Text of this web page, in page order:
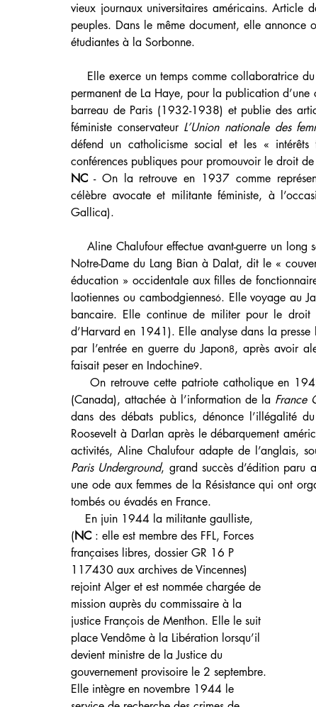
vieux journaux universitaires américains. Article
peuples. Dans le même document, elle
étudiantes à la Sorbonne.
Elle exerce un temps comme collaboratrice du
permanent de La Haye, pour la publication
barreau de Paris (1932-1938) et publie des
féministe conservateur L’Union nationale des
défend un catholicisme social et les « intérêts
conférences publiques pour promouvoir le droit de
NC - On la retrouve en 1937 comme
célèbre avocate et militante féministe, à
Gallica).
Aline Chalufour effectue avant-guerre un long
Notre-Dame du Lang Bian à Dalat, dit le «
éducation » occidentale aux filles de
laotiennes ou cambodgiennes6. Elle voyage au
bancaire. Elle continue de militer pour le droit
d’Harvard en 1941). Elle analyse dans la
par l’entrée en guerre du Japon8, après avoir
faisait peser en Indochine9.
On retrouve cette patriote catholique en
(Canada), attachée à l’information de la France
dans des débats publics, dénonce l’illégalité
Roosevelt à Darlan après le débarquement
activités, Aline Chalufour adapte de l’anglais,
Paris Underground, grand succès d’édition paru
une ode aux femmes de la Résistance qui ont
tombés ou évadés en France.
En juin 1944 la militante gaulliste,
(NC : elle est membre des FFL, Forces
françaises libres, dossier GR 16 P
117430 aux archives de Vincennes)
rejoint Alger et est nommée chargée de
mission auprès du commissaire à la
justice François de Menthon. Elle le suit
place Vendôme à la Libération lorsqu’il
devient ministre de la Justice du
gouvernement provisoire le 2 septembre.
Elle intègre en novembre 1944 le